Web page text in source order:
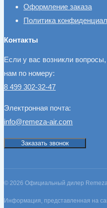
Оформление заказа
Политика
Контакты
Если у вас возникли
нам по номеру:
8 499 302-32-47
Электронная почта:
info@remeza-air.com
Заказать звонок
© 2026 Официальный дилер
Информация, представленная на